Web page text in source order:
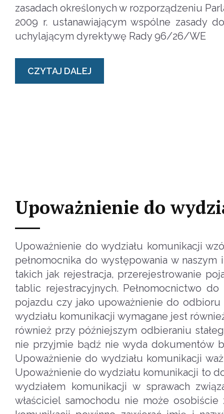
zasadach określonych w rozporządzeniu
2009 r. ustanawiającym wspólne zasady
uchylającym dyrektywę Rady 96/26/WE
CZYTAJ DALEJ
Upoważnienie do
Upoważnienie do wydziału komunikacji
pełnomocnika do występowania w
takich jak rejestracja, przerejestrowanie
tablic rejestracyjnych. Pełnomocnictwo
pojazdu czy jako upoważnienie do
wydziału komunikacji wymagane jest
również przy późniejszym odbieraniu
nie przyjmie bądź nie wyda dokumentów
Upoważnienie do wydziału komunikacji
Upoważnienie do wydziału komunikacji to
wydziałem komunikacji w sprawach
właściciel samochodu nie może